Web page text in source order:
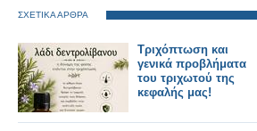
ΣΧΕΤΙΚΑ ΑΡΘΡΑ
Τριχόπτωση και
γενικά προβλήματα
του τριχωτού της
κεφαλής μας!